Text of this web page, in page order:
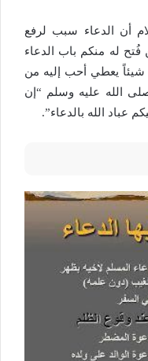
أن الدعاء سبب لرفع
فُتح له منكم باب الدعاء
شيئاً يعطي أحب إليه من
الله عليه وسلم “إن
عباد الله بالدعاء”.